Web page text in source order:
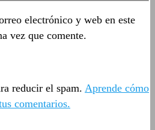
electrónico y web en este
vez que comente.
reducir el spam. Aprende cómo
comentarios.